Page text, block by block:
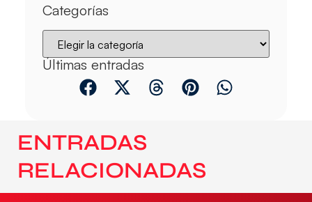
Categorías
Últimas entradas
ENTRADAS
RELACIONADAS